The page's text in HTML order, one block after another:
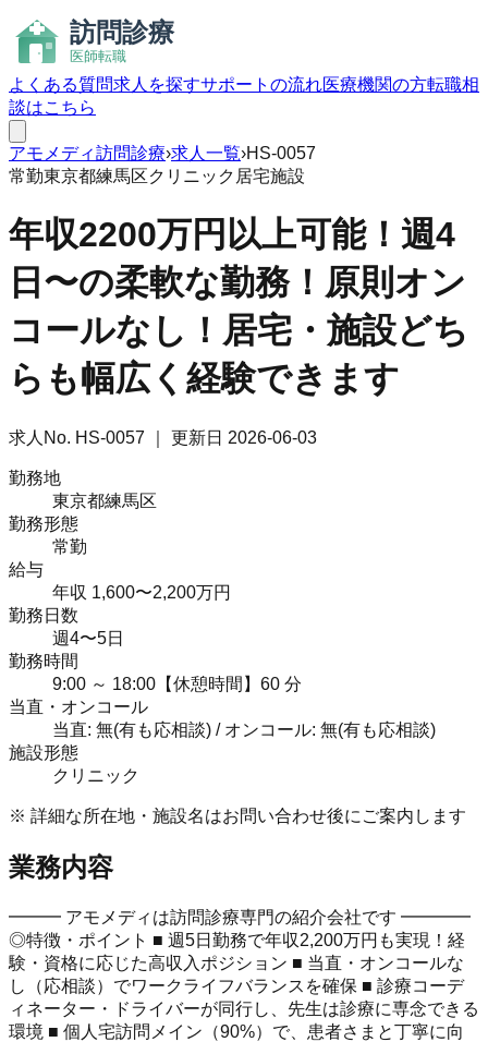
よくある質問求人を探すサポートの流れ医療機関の方転職相
談はこちら
アモメディ訪問診療›求人一覧›HS-0057
常勤東京都練馬区クリニック 居宅施設
年収2200万円以上可能！週4
日〜の柔軟な勤務！原則オン
コールなし！居宅・施設どち
らも幅広く経験できます
求人No. HS-0057 ｜ 更新日 2026-06-03
勤務地
東京都練馬区
勤務形態
常勤
給与
年収 1,600〜2,200万円
勤務日数
週4〜5日
勤務時間
9:00 ～ 18:00【休憩時間】60 分
当直・オンコール
当直: 無(有も応相談) / オンコール: 無(有も応相談)
施設形態
クリニック
※ 詳細な所在地・施設名はお問い合わせ後にご案内します
業務内容
━━━ アモメディは訪問診療専門の紹介会社です ━━━━
◎特徴・ポイント ■ 週5日勤務で年収2,200万円も実現！経
験・資格に応じた高収入ポジション ■ 当直・オンコールな
し（応相談）でワークライフバランスを確保 ■ 診療コーデ
ィネーター・ドライバーが同行し、先生は診療に専念できる
環境 ■ 個人宅訪問メイン（90%）で、患者さまと丁寧に向